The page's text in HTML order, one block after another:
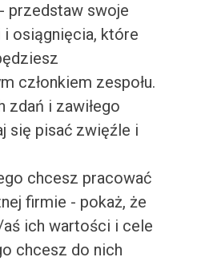
przedstaw swoje
osiągnięcia, które
członkiem zespołu.
zdań i zawiłego
się pisać zwięźle i
chcesz pracować
firmie - pokaż, że
aś ich wartości i cele
chcesz do nich